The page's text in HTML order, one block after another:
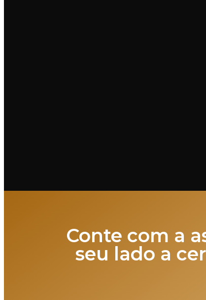
Conte com a
seu lado a